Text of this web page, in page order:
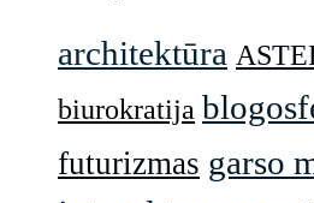
architektūra
biurokratija
futurizmas garso